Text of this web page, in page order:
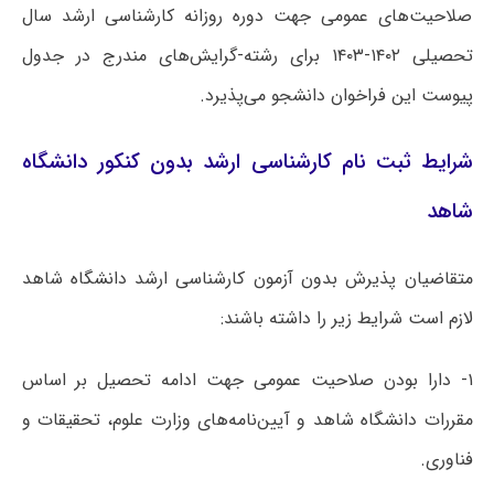
صلاحیت‌های عمومی جهت دوره روزانه کارشناسی ارشد سال
تحصیلی ۱۴۰۲-۱۴۰۳ برای رشته-گرایش‌های مندرج در جدول
پیوست این فراخوان دانشجو می‌پذیرد.
شرایط ثبت نام کارشناسی ارشد بدون کنکور دانشگاه
شاهد
متقاضیان پذیرش بدون آزمون کارشناسی ارشد دانشگاه شاهد
لازم است شرایط زیر را داشته باشند:
۱- دارا بودن صلاحیت عمومی جهت ادامه تحصیل بر اساس
مقررات دانشگاه شاهد و آیین‌نامه‌های وزارت علوم، تحقیقات و
فناوری.